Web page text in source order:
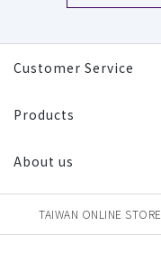
Customer Service
Products
About us
TAIWAN ONLINE STORE